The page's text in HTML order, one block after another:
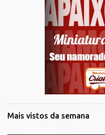
Mais vistos da semana